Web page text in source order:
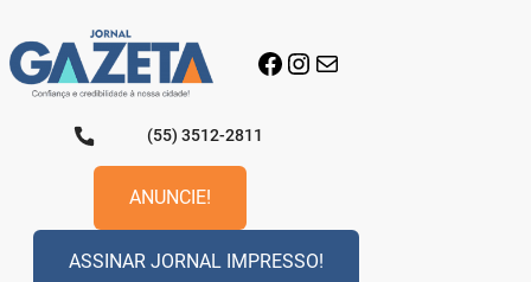
para
o
conteúdo
Facebook
Instagram
E-mail
(55) 3512-2811
ANUNCIE!
ASSINAR JORNAL IMPRESSO!